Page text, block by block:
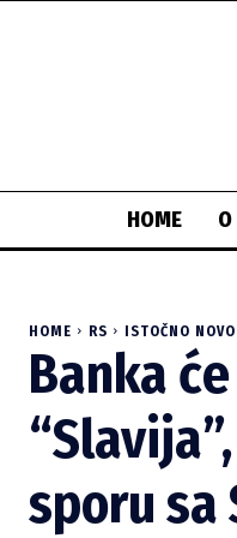
HOME
HOME RS ISTOČNO
Banka
sporu sa